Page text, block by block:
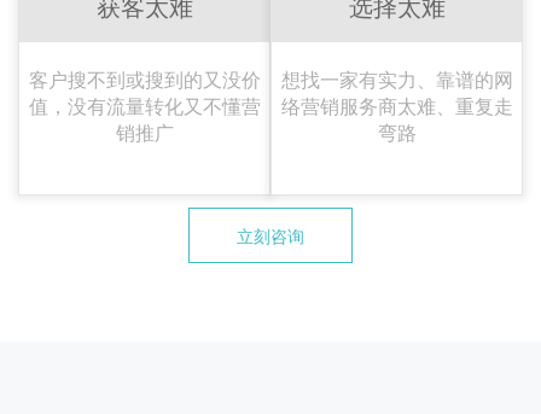
客户搜不到或搜到的又没价
值，没有流量转化又不懂营
销推广
想找一家有实力、靠谱的网
络营销服务商太难、重复走
弯路
立刻咨询